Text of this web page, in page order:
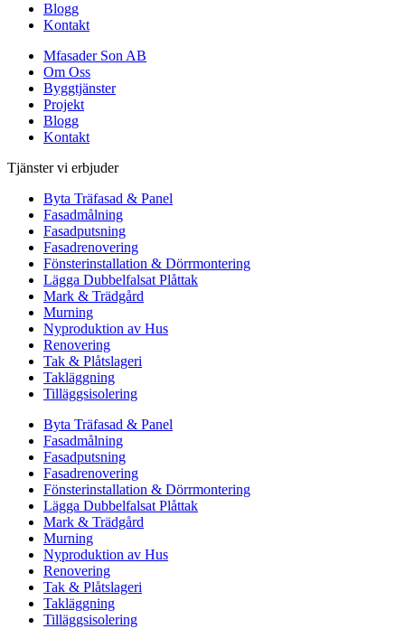
Blogg
Kontakt
Mfasader Son AB
Om Oss
Byggtjänster
Projekt
Blogg
Kontakt
Tjänster vi erbjuder
Byta Träfasad & Panel
Fasadmålning
Fasadputsning
Fasadrenovering
Fönsterinstallation & Dörrmontering
Lägga Dubbelfalsat Plåttak
Mark & Trädgård
Murning
Nyproduktion av Hus
Renovering
Tak & Plåtslageri
Takläggning
Tilläggsisolering
Byta Träfasad & Panel
Fasadmålning
Fasadputsning
Fasadrenovering
Fönsterinstallation & Dörrmontering
Lägga Dubbelfalsat Plåttak
Mark & Trädgård
Murning
Nyproduktion av Hus
Renovering
Tak & Plåtslageri
Takläggning
Tilläggsisolering